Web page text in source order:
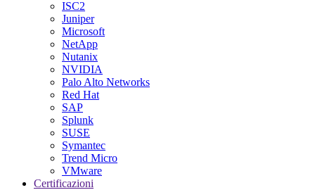
ISC2
Juniper
Microsoft
NetApp
Nutanix
NVIDIA
Palo Alto Networks
Red Hat
SAP
Splunk
SUSE
Symantec
Trend Micro
VMware
Certificazioni